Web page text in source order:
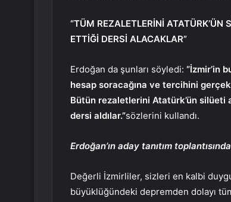
“TÜM REZALETLERİNİ
ETTİĞİ DERSİ ALACAKLAR”
Erdoğan da şunları söyledi: “İzmir’in
hesap soracağına ve tercihini
Bütün rezaletlerini Atatürk’ün silüeti
dersi aldılar.”sözlerini kullandı.
Erdoğan’ın aday tanıtım
Değerli İzmirliler, sizleri en kalbi
büyüklüğündeki depremden dolayı